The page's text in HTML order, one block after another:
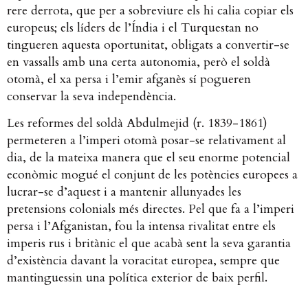
rere derrota, que per a sobreviure els hi calia copiar els
europeus; els líders de l’Índia i el Turquestan no
tingueren aquesta oportunitat, obligats a convertir-se
en vassalls amb una certa autonomia, però el soldà
otomà, el xa persa i l’emir afganès sí pogueren
conservar la seva independència.
Les reformes del soldà Abdulmejid (r. 1839-1861)
permeteren a l’imperi otomà posar-se relativament al
dia, de la mateixa manera que el seu enorme potencial
econòmic mogué el conjunt de les potències europees a
lucrar-se d’aquest i a mantenir allunyades les
pretensions colonials més directes. Pel que fa a l’imperi
persa i l’Afganistan, fou la intensa rivalitat entre els
imperis rus i britànic el que acabà sent la seva garantia
d’existència davant la voracitat europea, sempre que
mantinguessin una política exterior de baix perfil.